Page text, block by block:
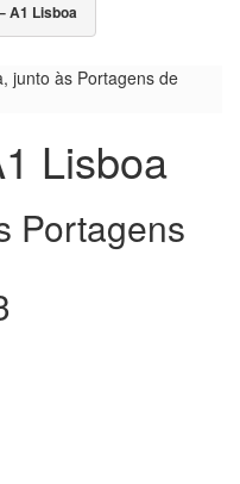
A1 Lisboa
Lisboa
Portagens